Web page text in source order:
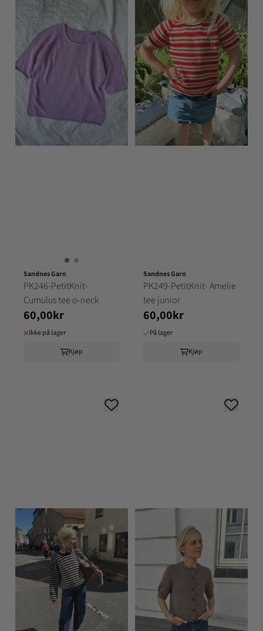
Sandnes Garn
PK246-PetitKnit-
Cumulus tee o-neck
60,00kr
Ikke på lager
Kjøp
Sandnes Garn
PK249-PetitKnit- Amelie
tee junior
60,00kr
På lager
Kjøp